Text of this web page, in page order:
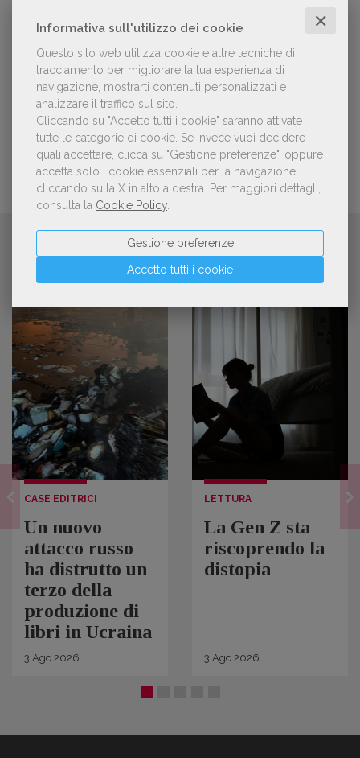
Informativa sull'utilizzo dei cookie ✕
Questo sito web utilizza cookie e altre tecniche di
tracciamento per migliorare la tua esperienza di
navigazione, mostrarti contenuti personalizzati e
analizzare il traffico sul sito.
Cliccando su "Accetto tutti i cookie" saranno attivate
tutte le categorie di cookie. Se invece vuoi decidere
quali accettare, clicca su "Gestione preferenze", oppure
accetta solo i cookie essenziali per la navigazione
cliccando sulla X in alto a destra.
Per maggiori dettagli,
consulta la Cookie Policy
Accetto tutti i cookie
Gestione preferenze
Aperte le adesioni alla collettiva italiana
della China Shanghai International
Children's Book Fair 2026. Candidature
entro il 21 luglio 2026
CONTINUA A LEGGERE
CASE EDITRICI
Un nuovo
attacco russo
ha distrutto un
terzo della
produzione di
libri in Ucraina
3 Ago 2026
LETTURA
La Gen Z sta
riscoprendo la
distopia
3 Ago 2026